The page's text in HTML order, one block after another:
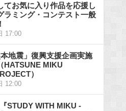
てお気に入り作品を応援し
ラミング・コンテスト一般
17:00
本地震」復興支援企画実施
HATSUNE MIKU
）
12:00
STUDY WITH MIKU -